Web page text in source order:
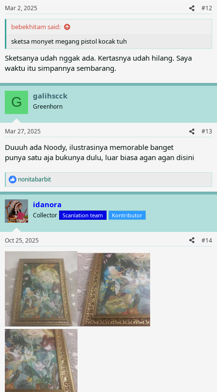
n
s
:
Mar 2, 2025 #12
bebekhitam said:
sketsa monyet megang pistol kocak tuh
Sketsanya udah nggak ada. Kertasnya udah hilang. Saya
waktu itu simpannya sembarang.
G galihscck
Greenhorn
Mar 27, 2025 #13
Duuuh ada Noody, ilustrasinya memorable banget
punya satu aja bukunya dulu, luar biasa agan agan disini
R
e
a
c
t
i
n
s
:
nonitabarbit
idanora
Collector Scanlation team Kontributor
Oct 25, 2025 #14